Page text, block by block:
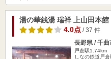
湯の華銭湯 瑞祥 上山田本館
4.0点/ 37 件
長野県 / 千
戸倉駅1.74km
しなの鉄道戸